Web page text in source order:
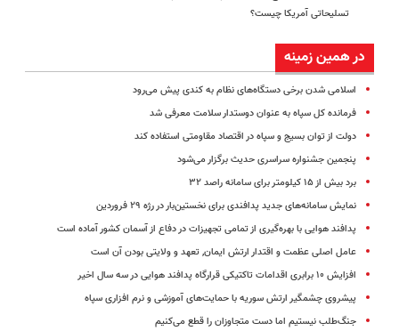
تسلیحاتی آمریکا چیست؟
در همین زمینه
اسلامی شدن برخی دستگاه‌های نظام به کندی پیش می‌رود
فرمانده کل سپاه به عنوان دوستدار سلامت معرفی شد
دولت از توان بسیج و سپاه در اقتصاد مقاومتی استفاده کند
پنجمین جشنواره سراسری حدیث برگزار می‌شود
برد بیش از ۱۵ کیلومتر برای سامانه راصد ۳۲
نمایش سامانه‌های جدید پدافندی برای نخستین‌بار در رژه ۲۹ فروردین
پدافند هوایی با بهره‌گیری از تمامی تجهیزات در دفاع از آسمان کشور آماده است
عامل اصلی عظمت و اقتدار ارتش ایمان, تعهد و ولایتی بودن آن است
افزایش ۱۰ برابری اقدامات تاکتیکی قرارگاه پدافند هوایی در سه سال اخیر
پیشروی چشمگیر ارتش سوریه با حمایت‌های آموزشی و نرم افزاری سپاه
جنگ‌طلب نیستیم اما دست متجاوزان را قطع می‌کنیم